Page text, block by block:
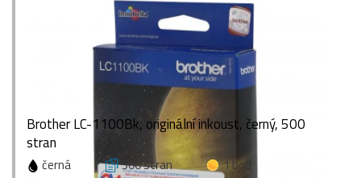
Brother LC-1100Bk, originální inkoust, černý, 500
stran
černá 500 stran
1 bod